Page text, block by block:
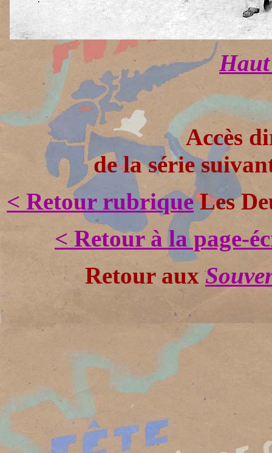
Haut
Accès
de la série
< Retour rubriqueLes
< Retour à la page-
Retour aux